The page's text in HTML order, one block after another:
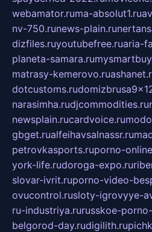
webamator.ruma-absolut1.ru
nv-750.runews-plain.ru
dizfiles.ruyoutubefree.ruaria-
planeta-samara.ru
matrasy-kemerovo.ru
dotcustoms.ru
narasimha.rudjcommodities.ru
newsplain.rucardvoice.ru
gbget.rualfeihavsalnassr.ru
petrovkasports.ruporno-
york-life.rudoroga-expo.ru
slovar-ivrit.ruporno-video-
ovucontrol.rusloty-igrovyye-
ru-industriya.rurusskoe-
belgorod-day.rudigilith.ru